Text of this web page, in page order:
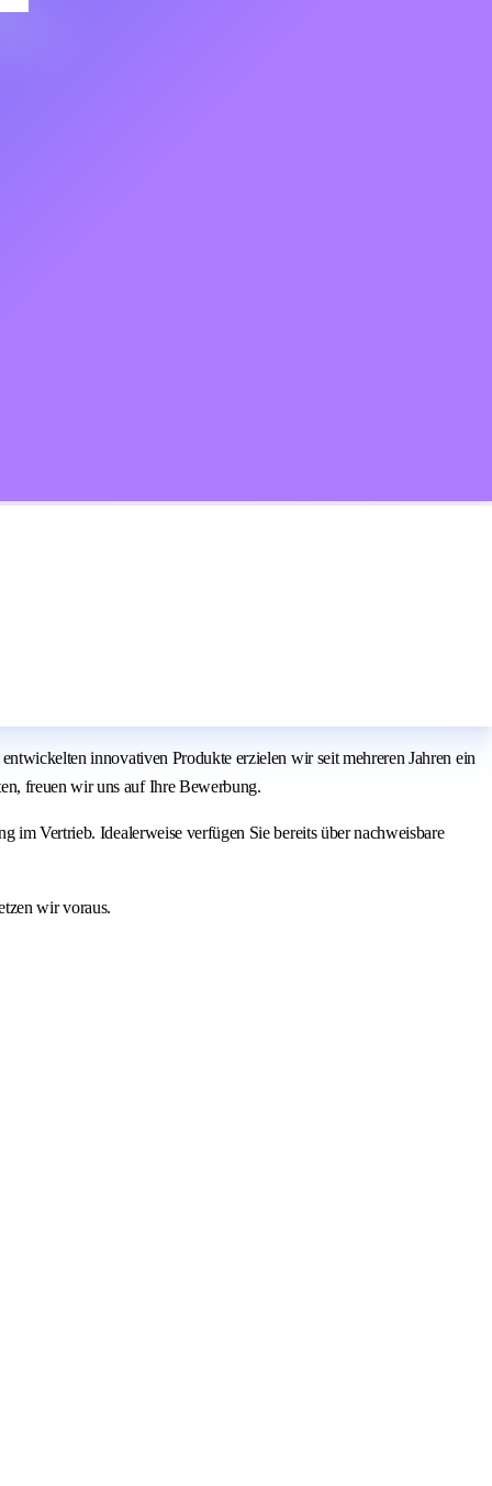
innovativen Produkte erzielen wir seit mehreren Jahren ein
freuen wir uns auf Ihre Bewerbung.
im Vertrieb. Idealerweise verfügen Sie bereits über nachweisbare
wir voraus.